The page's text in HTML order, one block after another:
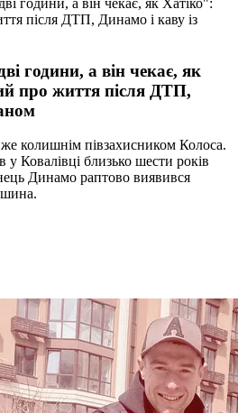
години, а він чекає, як Хатіко":
після ДТП, Динамо і каву із
години, а він чекає, як
про життя після ДТП,
колишнім півзахисником Колоса.
Ковалівці близько шести років
Динамо раптово виявився